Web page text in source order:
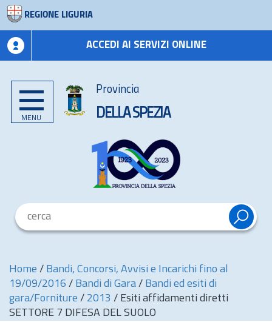
REGIONE LIGURIA
ACCEDI AI SERVIZI ONLINE
MENU
Provincia
DELLA SPEZIA
Home / Bandi, Concorsi, Avvisi e Incarichi fino al
19/09/2016 / Bandi di Gara / Bandi ed esiti di
gara/Forniture / 2013 / Esiti affidamenti diretti
SETTORE 7 DIFESA DEL SUOLO